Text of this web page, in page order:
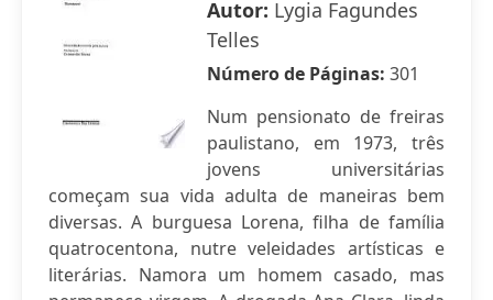
Autor: Lygia Fagundes
Telles
Número de Páginas: 301
Num pensionato de freiras
paulistano, em 1973, três
jovens universitárias
começam sua vida adulta de maneiras bem
diversas. A burguesa Lorena, filha de família
quatrocentona, nutre veleidades artísticas e
literárias. Namora um homem casado, mas